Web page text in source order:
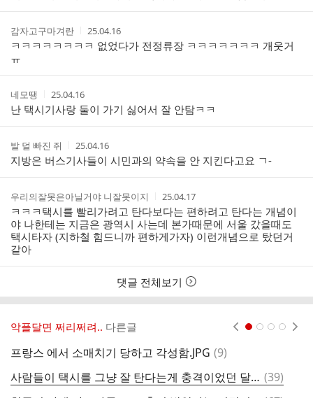
스
간
작
성
자
감자고구마겨란
작
성
시
25.04.16
ㅋㅋㅋㅋㅋㅋㅋㅋ 없었다가 전정류장 ㅋㅋㅋㅋㅋㅋㅋ 개웃거
ㅠ
작
성
자
네모땡
작
성
시
간
25.04.16
난 택시기사랑 둘이 가기 싫어서 잘 안탐ㅋㅋ
작
성
자
발 덜 빠진 쥐
작
성
시
간
25.04.16
지방은 버스기사들이 시민과의 약속을 안 지킨다고요 ㄱ-
작
성
자
우리의잘못은아닐거야 니잘못이지
작
성
시
간
25.04.17
ㅋㅋㅋ택시를 빨리가려고 탄다보다는 편하려고 탄다는 개념이
야 나한테는 지금은 광역시 사는데 본가때문에 서울 갔을때도
택시타자 (지하철 힘드니까 편하게가자) 이런개념으로 탔던거
같아
댓글 전체보기
악플달면 쩌리쩌려.. 다른글
프랑스 에서 소매치기 당하고 각성함.JPG 댓
(9)
사람들이 택시를 그냥 잘 탄다는게 충격이었던 달글 ＞ 애초에 전제가 다름.twt 댓
글
(39)